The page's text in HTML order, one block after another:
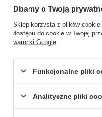
VOID
Dbamy o Twoją
Sklep korzysta z plików cookie
dostępu do cookie w Twojej
warunki Google
Funkcjonalne pliki
Analityczne pliki